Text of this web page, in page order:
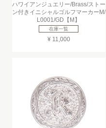
ハワイアンジュエリー/Brass/ストー
ン付きイニシャルゴルフマーカーM/
L0001/GD【M】
在庫一覧
¥ 11,000